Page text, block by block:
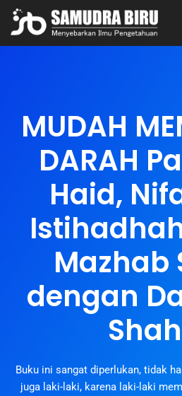
MUDAH
DARAH
Haid,
Mazhab
dengan
Buku ini sangat diperlukan, tidak
juga laki-laki, karena laki-laki